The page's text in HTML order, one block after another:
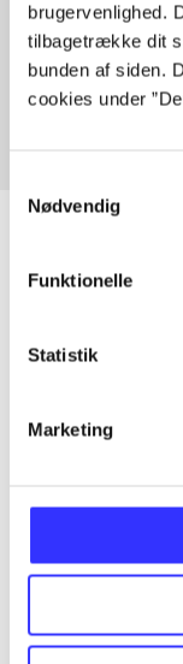
brugervenlighed.
tilbagetrække dit
bunden af siden.
cookies under
Nødvendig
Funktionelle
Statistik
Marketing
Artikler med
Fra
...
...